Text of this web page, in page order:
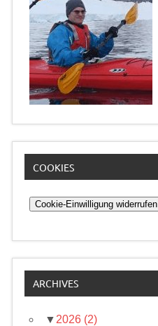
COOKIES
Cookie-Einwilligung widerrufen
ARCHIVES
▼ 2026 (2)